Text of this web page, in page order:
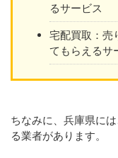
るサービス
宅配買取：売
てもらえるサ
ちなみに、兵庫県に
る業者があります。